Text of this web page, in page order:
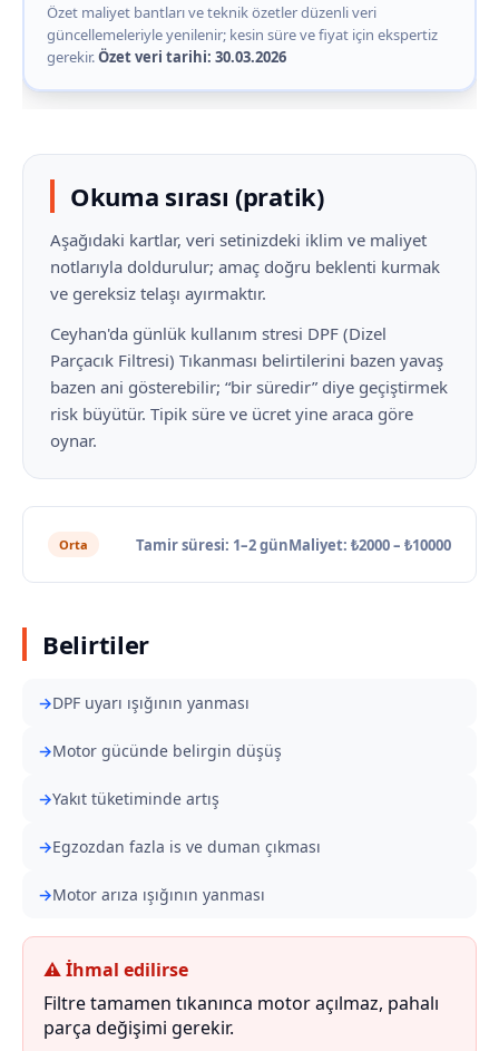
Özet maliyet bantları ve teknik özetler düzenli veri
güncellemeleriyle yenilenir; kesin süre ve fiyat için ekspertiz
gerekir.Özet veri tarihi: 30.03.2026
Okuma sırası (pratik)
Aşağıdaki kartlar, veri setinizdeki iklim ve maliyet
notlarıyla doldurulur; amaç doğru beklenti kurmak
ve gereksiz telaşı ayırmaktır.
Ceyhan'da günlük kullanım stresi DPF (Dizel
Parçacık Filtresi) Tıkanması belirtilerini bazen yavaş
bazen ani gösterebilir; “bir süredir” diye geçiştirmek
risk büyütür. Tipik süre ve ücret yine araca göre
oynar.
Orta Tamir süresi: 1–2 günMaliyet: ₺2000 – ₺10000
Belirtiler
DPF uyarı ışığının yanması
Motor gücünde belirgin düşüş
Yakıt tüketiminde artış
Egzozdan fazla is ve duman çıkması
Motor arıza ışığının yanması
⚠ İhmal edilirse
Filtre tamamen tıkanınca motor açılmaz, pahalı
parça değişimi gerekir.